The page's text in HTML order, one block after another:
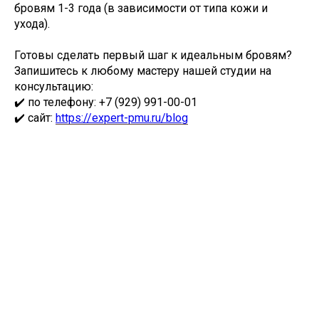
бровям 1-3 года (в зависимости от типа кожи и
ухода).
Готовы сделать первый шаг к идеальным бровям?
Запишитесь к любому мастеру нашей студии на
консультацию:
✔️ по телефону: +7 (929) 991-00-01
✔️ сайт: https://expert-pmu.ru/blog